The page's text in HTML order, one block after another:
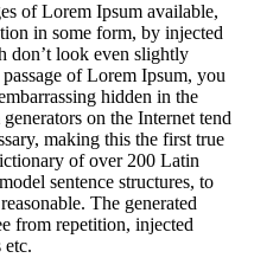
of Lorem Ipsum available,
in some form, by injected
don’t look even slightly
of Lorem Ipsum, you
hidden in the
on the Internet tend
making this the first true
of over 200 Latin
sentence structures, to
The generated
from repetition, injected
etc.